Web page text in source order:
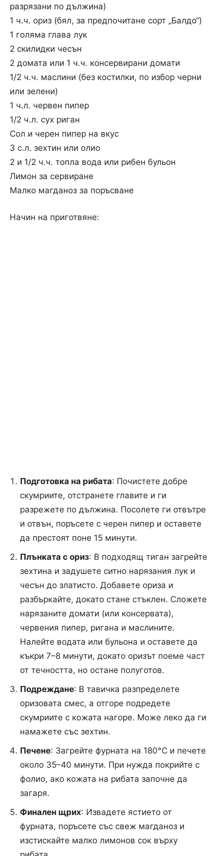
разрязани по дължина)
1 ч.ч. ориз (бял, за предпочитане сорт „Балдо“)
1 голяма глава лук
2 скилидки чесън
2 домата или 1 ч.ч. консервирани домати
1/2 ч.ч. маслини (без костилки, по избор черни
или зелени)
1 ч.л. червен пипер
1/2 ч.л. сух риган
Сол и черен пипер на вкус
3 с.л. зехтин или олио
2 и 1/2 ч.ч. топла вода или рибен бульон
Лимон за сервиране
Малко магданоз за поръсване
Начин на приготвяне:
Подготовка на рибата: Почистете добре
скумриите, отстранете главите и ги
разрежете по дължина. Посолете ги отвътре
и отвън, поръсете с черен пипер и оставете
да престоят поне 15 минути.
Плънката с ориз: В подходящ тиган загрейте
зехтина и задушете ситно нарязания лук и
чесън до златисто. Добавете ориза и
разбъркайте, докато стане стъклен. Сложете
нарязаните домати (или консервата),
червения пипер, ригана и маслините.
Налейте водата или бульона и оставете да
къкри 7–8 минути, докато оризът поеме част
от течността, но остане полуготов.
Подреждане: В тавичка разпределете
оризовата смес, а отгоре подредете
скумриите с кожата нагоре. Може леко да ги
намажете със зехтин.
Печене: Загрейте фурната на 180°C и печете
около 35–40 минути. При нужда покрийте с
фолио, ако кожата на рибата започне да
загаря.
Финален щрих: Извадете ястието от
фурната, поръсете със свеж магданоз и
изстискайте малко лимонов сок върху